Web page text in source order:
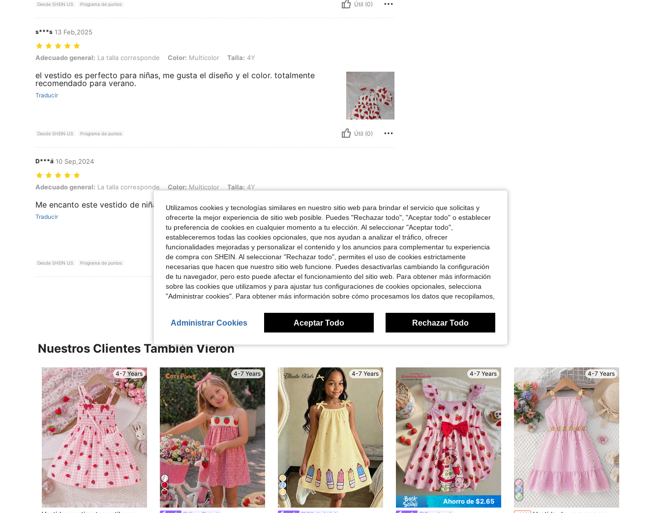
Desde SHEIN US Programa de puntos Útil (0)
s***s 13 Feb,2025
Adecuado general: La talla corresponde, Color: Multicolor, Talla: 4Y
Adecuado general: La talla corresponde Color: Multicolor Talla: 4Y
el vestido es perfecto para niñas, me gusta el diseño y el color. totalmente
recomendado para verano.
Traducir
Desde SHEIN US Programa de puntos Útil (0)
D***á 10 Sep,2024
Adecuado general: La talla corresponde, Color: Multicolor, Talla: 4Y
Adecuado general: La talla corresponde Color: Multicolor Talla: 4Y
Me encanto este vestido de niña
Traducir
Desde SHEIN US Programa de puntos Útil (0)
Ver Más Reseñas
Nuestros Clientes También Vieron
4-7 Years 4-7 Years
7
4-7 Years
19
4-7 Years
Ahorro de $2.65
4-7 Years
Utilizamos cookies y tecnologías similares en nuestro sitio web para brindar el servicio que solicitas y
ofrecerte la mejor experiencia de sitio web posible. Puedes "Rechazar todo", "Aceptar todo" o establecer
tu preferencia de cookies en cualquier momento a tu elección. Al seleccionar "Aceptar todo",
estableceremos todas las cookies opcionales, que nos ayudan a analizar el tráfico, ofrecer
funcionalidades mejoradas y personalizar el contenido y los anuncios para complementar tu experiencia
de compra con SHEIN. Al seleccionar "Rechazar todo", permites el uso de cookies estrictamente
necesarias que hacen que nuestro sitio web funcione. Puedes desactivarlas cambiando la configuración
de tu navegador, pero esto puede afectar el funcionamiento del sitio web. Para obtener más información
sobre las cookies que utilizamos y para ajustar tus configuraciones de cookies opcionales, selecciona
"Administrar cookies". Para obtener más información sobre cómo procesamos los datos que recopilamos,
Administrar Cookies Aceptar Todo Rechazar Todo